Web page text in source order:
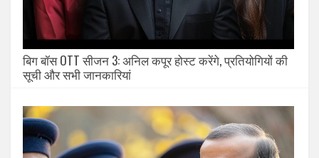
बिग बॉस OTT सीजन 3: अनिल कपूर होस्ट करेंगे, प्रतियोगियों की
सूची और सभी जानकारियां